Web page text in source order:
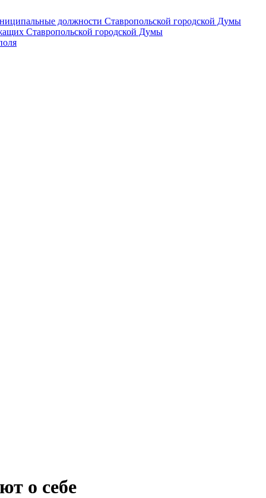
должности Ставропольской городской Думы
Ставропольской городской Думы
о себе